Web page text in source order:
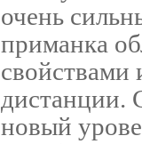
очень
приманка
свойствами
дистанции.
новый